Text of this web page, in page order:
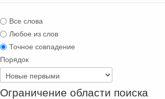
Все слова
Любое из слов
Точное совпадение
Порядок
Ограничение области поиска